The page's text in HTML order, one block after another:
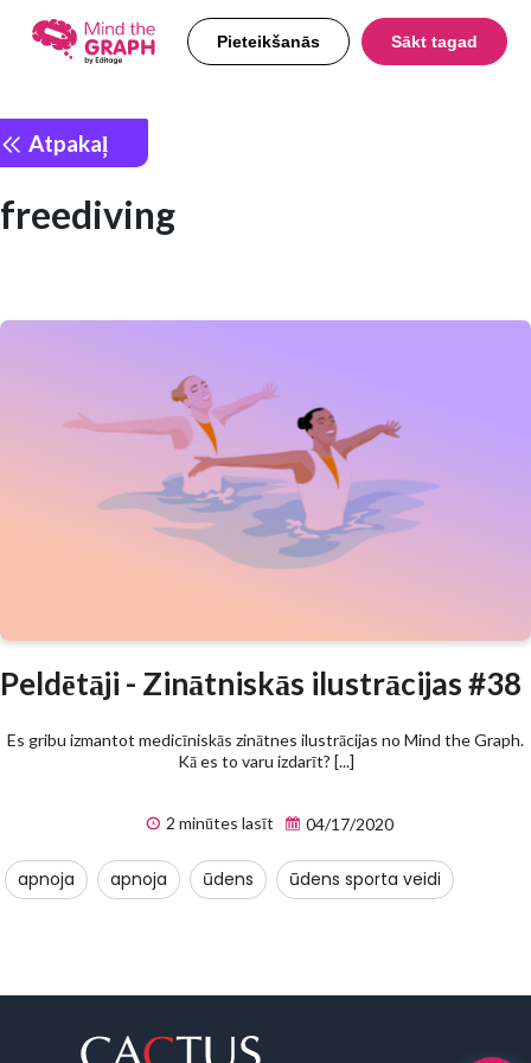
Pieteikšanās Sākt tagad
Atpakaļ
freediving
Peldētāji - Zinātniskās ilustrācijas #38
Es gribu izmantot medicīniskās zinātnes ilustrācijas no Mind the Graph.
Kā es to varu izdarīt? [...]
2 minūtes lasīt 04/17/2020
apnoja apnoja ūdens ūdens sporta veidi